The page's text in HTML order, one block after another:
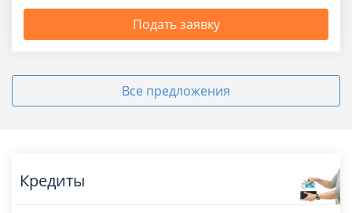
Подать заявку
Все предложения
Кредиты